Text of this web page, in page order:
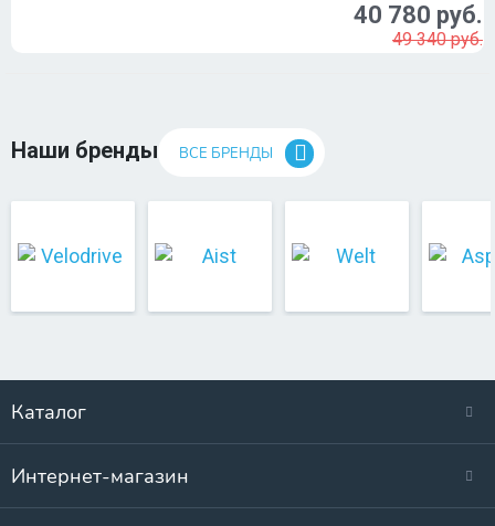
40 780 руб.
49 340 руб.
Наши бренды ВСЕ БРЕНДЫ
Каталог
Интернет-магазин